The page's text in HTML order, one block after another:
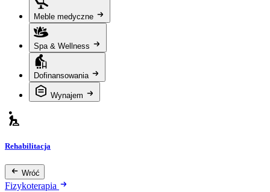
Meble medyczne
Spa & Wellness
Dofinansowania
Wynajem
Rehabilitacja
Wróć
Fizykoterapia